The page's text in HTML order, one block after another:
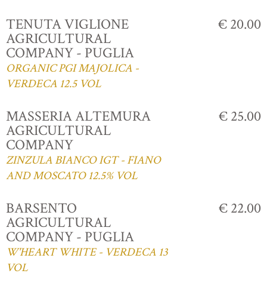
TENUTA VIGLIONE
AGRICULTURAL
COMPANY - PUGLIA
ORGANIC PGI MAJOLICA -
VERDECA 12.5 VOL
€ 20.00
MASSERIA ALTEMURA
AGRICULTURAL
COMPANY
ZINZULA BIANCO IGT - FIANO
AND MOSCATO 12.5% VOL
€ 25.00
BARSENTO
AGRICULTURAL
COMPANY - PUGLIA
W'HEART WHITE - VERDECA 13
VOL
€ 22.00